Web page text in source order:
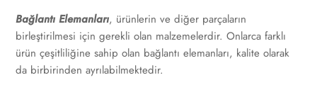
Bağlantı Elemanları, ürünlerin ve diğer parçaların
birleştirilmesi için gerekli olan malzemelerdir. Onlarca farklı
ürün çeşitliliğine sahip olan bağlantı elemanları, kalite olarak
da birbirinden ayrılabilmektedir.